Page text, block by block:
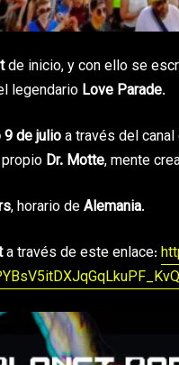
de inicio, y con ello se
legendario Love Parade.
9 de julioa través del
Dr. Motte, mente
, horario deAlemania.
a través de este enlace: